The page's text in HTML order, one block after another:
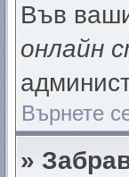
Във
онлайн
Върнете
»